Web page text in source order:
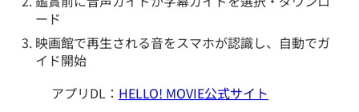
ード
映画館で再生される音をスマホが認識し、自動でガ
イド開始
アプリDL： HELLO! MOVIE公式サイト